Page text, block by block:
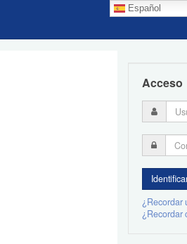
Español
Acceso
¿Recordar
¿Recordar